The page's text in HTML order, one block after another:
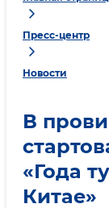
Пресс-центр
Новости
В
«Года
Китае»